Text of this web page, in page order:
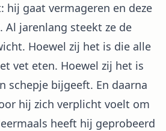
hij gaat vermageren en deze
Al jarenlang steekt ze de
Hoewel zij het is die alle
vet eten. Hoewel zij het is
schepje bijgeeft. En daarna
hij zich verplicht voelt om
heeft hij geprobeerd